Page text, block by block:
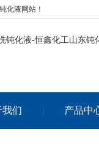
化液网站！
我们 产品中